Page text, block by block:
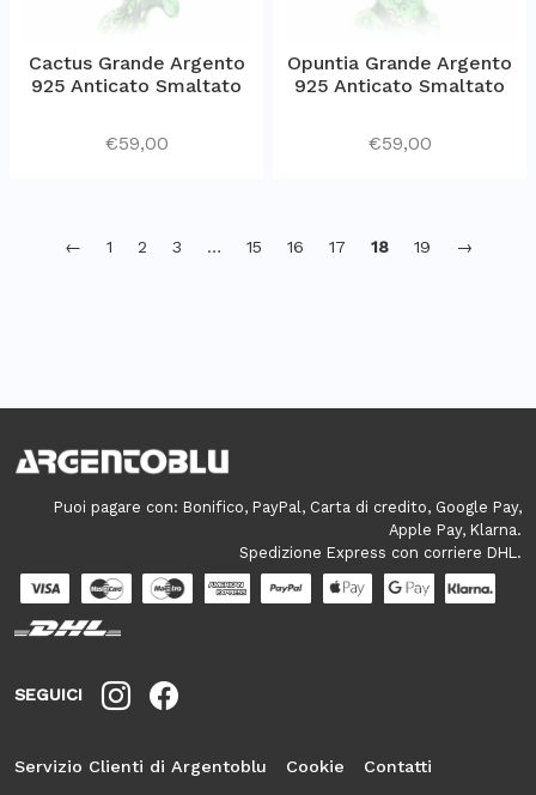
Cactus Grande Argento
925 Anticato Smaltato
€59,00
Opuntia Grande Argento
925 Anticato Smaltato
€59,00
← 1 2 3 … 15 16 17 18 19 →
Puoi pagare con: Bonifico, PayPal, Carta di credito, Google Pay,
Apple Pay, Klarna.
Spedizione Express con corriere DHL.
SEGUICI
Servizio Clienti di Argentoblu Cookie
Contatti